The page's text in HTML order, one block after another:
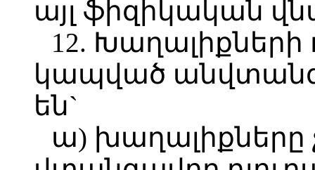
այլ ֆիզիկական
12.
կապված
են`
ա)